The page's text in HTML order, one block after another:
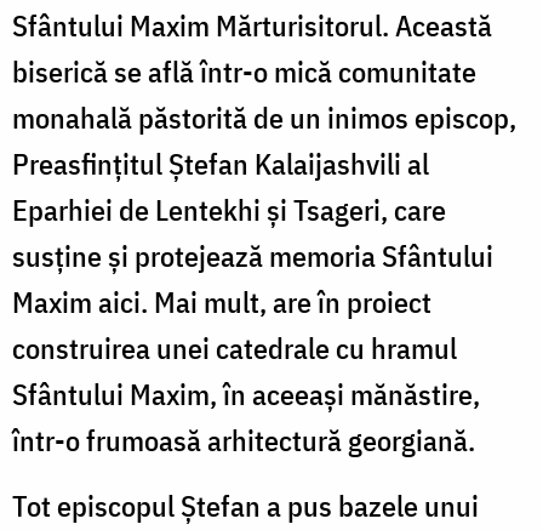
Sfântului Maxim Mărturisitorul. Această
biserică se află într-o mică comunitate
monahală păstorită de un inimos episcop,
Preasfinţitul Ştefan Kalaijashvili al
Eparhiei de Lentekhi şi Tsageri, care
susţine şi protejează memoria Sfântului
Maxim aici. Mai mult, are în proiect
construirea unei catedrale cu hramul
Sfântului Maxim, în aceeaşi mănăstire,
într-o frumoasă arhitectură georgiană.
Tot episcopul Ştefan a pus bazele unui